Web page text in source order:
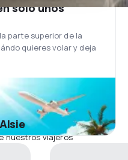
solo unos
parte superior de la
quieres volar y deja
nuestros viajeros